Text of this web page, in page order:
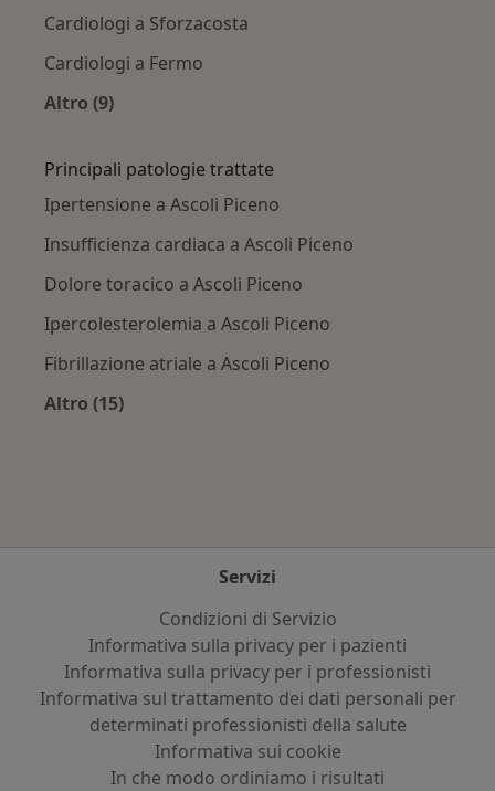
Cardiologi a Sforzacosta
Cardiologi a Fermo
Altro (9)
Principali patologie trattate
Ipertensione a Ascoli Piceno
Insufficienza cardiaca a Ascoli Piceno
Dolore toracico a Ascoli Piceno
Ipercolesterolemia a Ascoli Piceno
Fibrillazione atriale a Ascoli Piceno
Altro (15)
Servizi
Condizioni di Servizio
Informativa sulla privacy per i pazienti
Informativa sulla privacy per i professionisti
Informativa sul trattamento dei dati personali per
determinati professionisti della salute
Informativa sui cookie
In che modo ordiniamo i risultati